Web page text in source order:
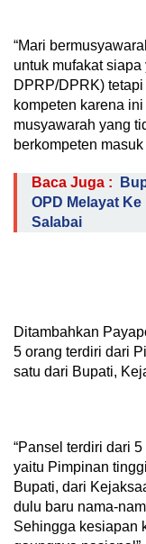
“Mari
untuk mufakat
DPRP/DPRK)
kompeten karena
musyawarah yang
berkompeten
Baca Juga :
OPD Melayat
Salabai
Ditambahkan
5 orang terdiri dari
satu dari Bupati,
“Pansel terdiri dari
yaitu Pimpinan
Bupati, dari
dulu baru nama-
Sehingga kesiapan